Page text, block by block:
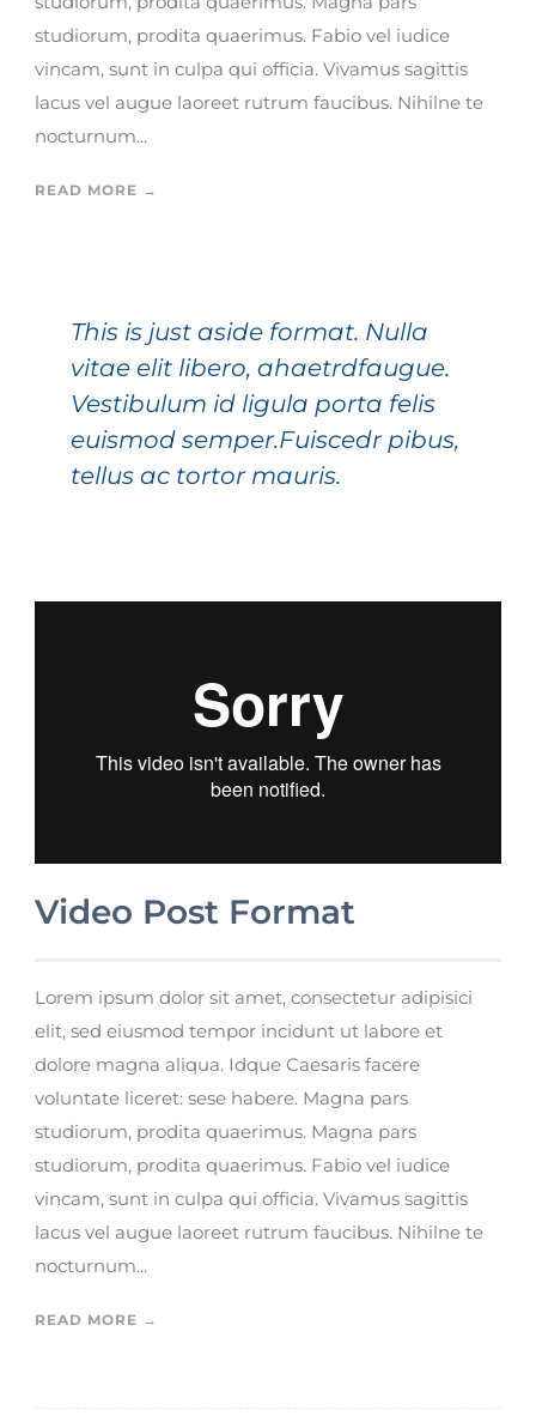
studiorum, prodita quaerimus. Fabio vel iudice
vincam, sunt in culpa qui officia. Vivamus sagittis
lacus vel augue laoreet rutrum faucibus. Nihilne te
nocturnum...
READ MORE →
This is just aside format. Nulla
vitae elit libero, ahaetrdfaugue.
Vestibulum id ligula porta felis
euismod semper.Fuiscedr pibus,
tellus ac tortor mauris.
Video Post Format
Lorem ipsum dolor sit amet, consectetur adipisici
elit, sed eiusmod tempor incidunt ut labore et
dolore magna aliqua. Idque Caesaris facere
voluntate liceret: sese habere. Magna pars
studiorum, prodita quaerimus. Magna pars
studiorum, prodita quaerimus. Fabio vel iudice
vincam, sunt in culpa qui officia. Vivamus sagittis
lacus vel augue laoreet rutrum faucibus. Nihilne te
nocturnum...
READ MORE →